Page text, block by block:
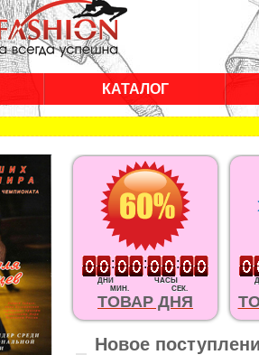
КАТАЛОГ
: : :
ДНИ
ЧАСЫ
МИН.
СЕК.
ТОВАР ДНЯ
Новое